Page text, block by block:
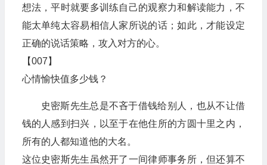
想法，平时就要多训练自己的观察力和解读能力，不
能太单纯太容易相信人家所说的话；如此，才能设定
正确的说话策略，攻入对方的心。
【007】
心情愉快值多少钱？
史密斯先生总是不吝于借钱给别人，也从不让借
钱的人感到扫兴，以至于在他住所的方圆十里之内，
所有的人都知道他的大名。
这位史密斯先生虽然开了一间律师事务所，但还算不